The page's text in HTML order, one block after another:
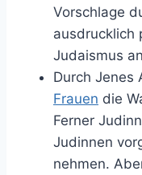
Vorschlage
ausdrucklich
Judaismus
Durch Jenes
Frauen die
Ferner
Judinnen
nehmen.